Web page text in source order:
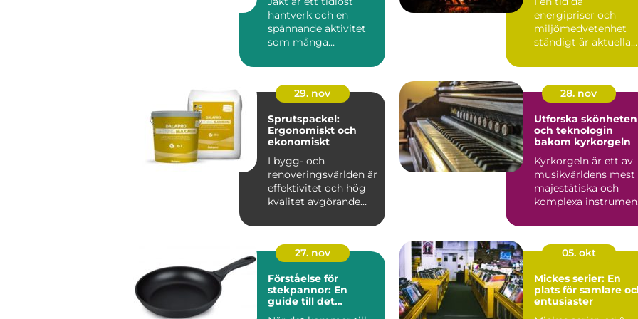
hantverk och en
spännande aktivitet
som många
energipriser och
miljömedvetenhet
ständigt är aktuella
29. nov
Sprutspackel:
Ergonomiskt och
ekonomiskt
I bygg- och
renoveringsvärlden är
effektivitet och hög
kvalitet avgörande
28. nov
Utforska skönheten
och teknologin
bakom kyrkorgeln
Kyrkorgeln är ett av
musikvärldens mest
majestätiska och
komplexa
27. nov
Förståelse för
stekpannor: En
guide till det
05. okt
Mickes serier: En
plats för samlare
entusiaster